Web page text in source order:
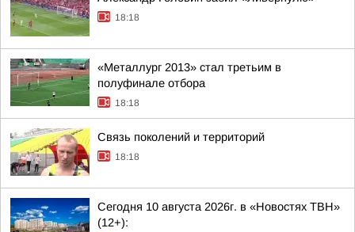
18:18
«Металлург 2013» стал третьим в
полуфинале отбора
18:18
Связь поколений и территорий
18:18
Сегодня 10 августа 2026г. в «Новостях ТВН»
(12+):